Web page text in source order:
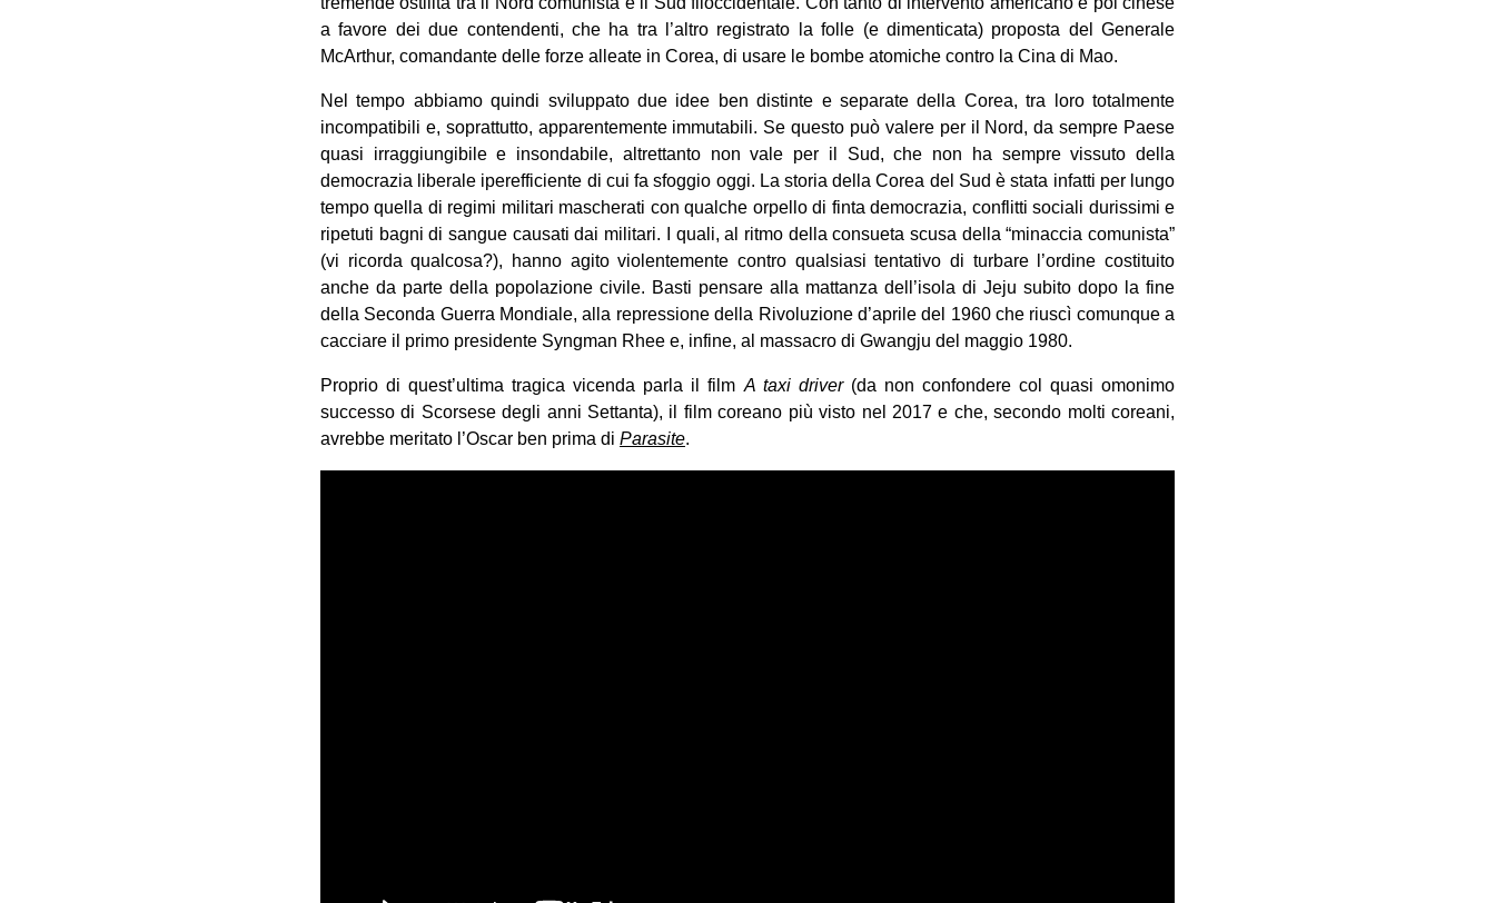
a favore dei due contendenti, che ha tra l’altro registrato la folle (e dimenticata) proposta del Generale
McArthur, comandante delle forze alleate in Corea, di usare le bombe atomiche contro la Cina di Mao.
Nel tempo abbiamo quindi sviluppato due idee ben distinte e separate della Corea, tra loro totalmente
incompatibili e, soprattutto, apparentemente immutabili. Se questo può valere per il Nord, da sempre Paese
quasi irraggiungibile e insondabile, altrettanto non vale per il Sud, che non ha sempre vissuto della
democrazia liberale iperefficiente di cui fa sfoggio oggi. La storia della Corea del Sud è stata infatti per lungo
tempo quella di regimi militari mascherati con qualche orpello di finta democrazia, conflitti sociali durissimi e
ripetuti bagni di sangue causati dai militari. I quali, al ritmo della consueta scusa della “minaccia comunista”
(vi ricorda qualcosa?), hanno agito violentemente contro qualsiasi tentativo di turbare l’ordine costituito
anche da parte della popolazione civile. Basti pensare alla mattanza dell’isola di Jeju subito dopo la fine
della Seconda Guerra Mondiale, alla repressione della Rivoluzione d’aprile del 1960 che riuscì comunque a
cacciare il primo presidente Syngman Rhee e, infine, al massacro di Gwangju del maggio 1980.
Proprio di quest’ultima tragica vicenda parla il film A taxi driver(da non confondere col quasi omonimo
successo di Scorsese degli anni Settanta), il film coreano più visto nel 2017 e che, secondo molti coreani,
avrebbe meritato l’Oscar ben prima di Parasite.